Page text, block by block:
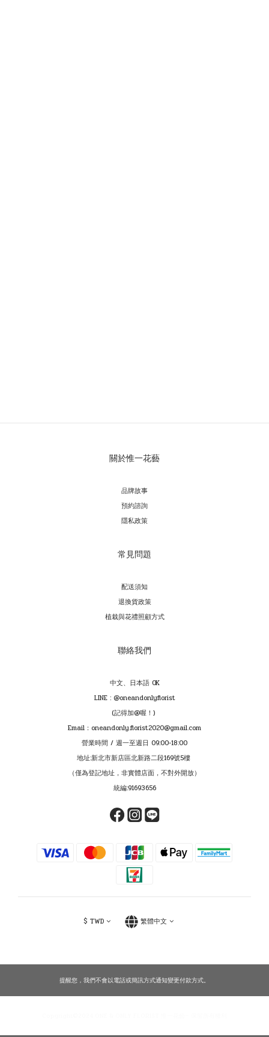
關於惟一花藝
品牌故事
預約諮詢
隱私政策
常見問題
配送須知
退換貨政策
植栽與花禮照顧方式
聯絡我們
中文、日本語 OK
LINE : @oneandonlyflorist
(記得加@喔！)
Email：oneandonly.florist2020@gmail.com
營業時間 / 週一至週日 09:00-18:00
地址:新北市新店區北新路二段169號5樓
（僅為登記地址，非實體店面，不對外開放）
統編:91693656
$ TWD 繁體中文
提醒您，我們不會以電話或簡訊方式通知變更付款方式。